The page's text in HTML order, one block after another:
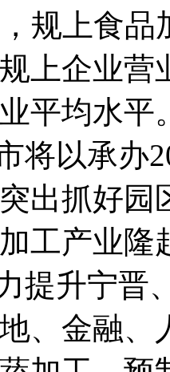
规上食
规上企业
平均水平
将以承办
出抓好
工产业隆
提升宁晋
、金融、